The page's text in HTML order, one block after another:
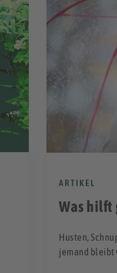
ARTIKEL
Was hilft
Husten,
jemand bleibt